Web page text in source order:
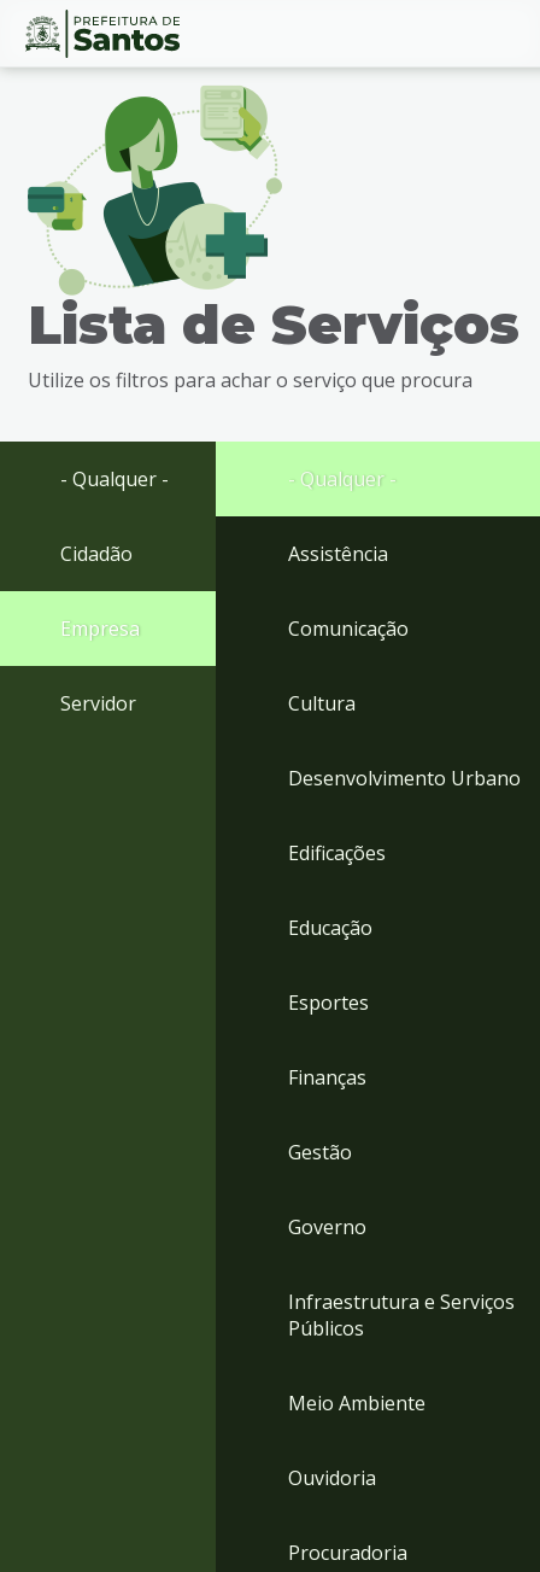
Ir
busca
Ir
Conteúdo
Lista de Serviços
Utilize os filtros para achar o serviço que procura
- Qualquer -
Cidadão
Empresa
Servidor
- Qualquer -
Assistência
Comunicação
Cultura
Desenvolvimento Urbano
Edificações
Educação
Esportes
Finanças
Gestão
Governo
Infraestrutura e Serviços
Públicos
Meio Ambiente
Ouvidoria
Procuradoria